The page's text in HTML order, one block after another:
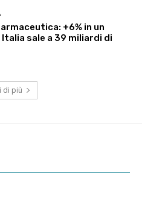
+6% in un
Italia sale a 39 miliardi di
di più